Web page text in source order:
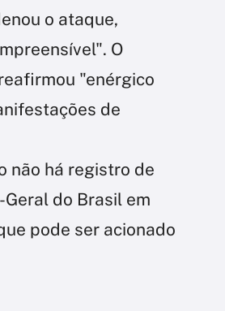
o ataque,
O
"enérgico
de
não há registro de
do Brasil em
pode ser acionado